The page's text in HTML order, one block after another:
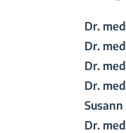
Dr.
Dr.
Dr.
Dr.
Dr.